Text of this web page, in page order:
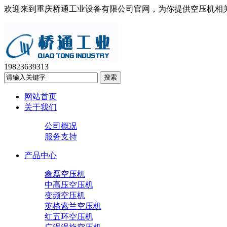
欢迎来到重庆桥通工业设备有限公司官网，为你提供空压机相
19823639313
网站首页
关于我们
公司概况
服务支持
产品中心
鑫磊空压机
中高压空压机
变频空压机
英格索兰空压机
红五环空压机